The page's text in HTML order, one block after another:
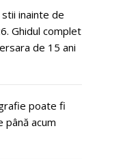
inainte de
Ghidul complet
de 15 ani
poate fi
până acum